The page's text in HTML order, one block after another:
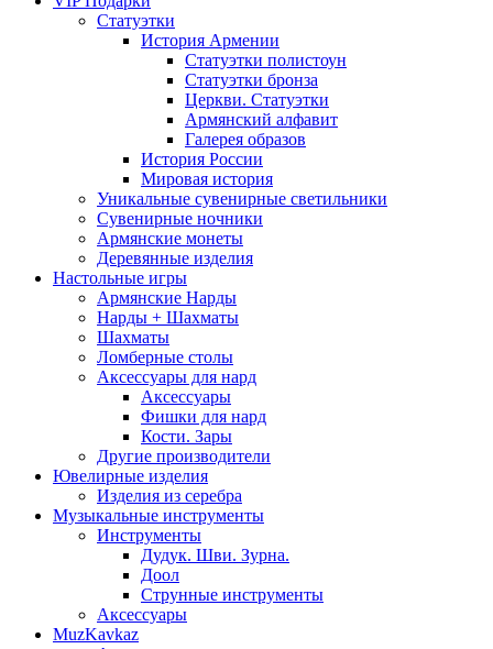
Статуэтки
История Армении
Статуэтки полистоун
Статуэтки бронза
Церкви. Статуэтки
Армянский алфавит
Галерея образов
История России
Мировая история
Уникальные сувенирные светильники
Сувенирные ночники
Армянские монеты
Деревянные изделия
Настольные игры
Армянские Нарды
Нарды + Шахматы
Шахматы
Ломберные столы
Аксессуары для нард
Аксессуары
Фишки для нард
Кости. Зары
Другие производители
Ювелирные изделия
Изделия из серебра
Музыкальные инструменты
Инструменты
Дудук. Шви. Зурна.
Доол
Струнные инструменты
Аксессуары
MuzKavkaz